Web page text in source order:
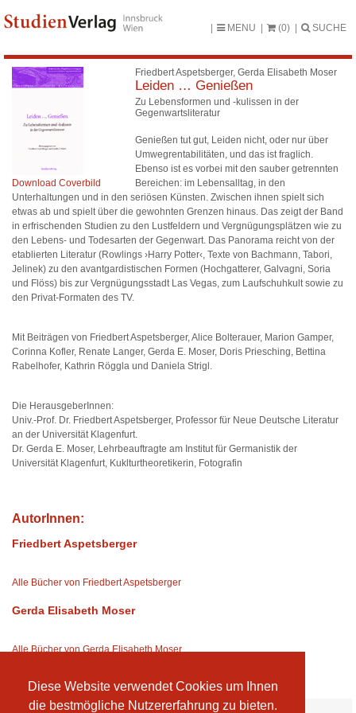
Diese Website verwendet Cookies um Ihnen
die bestmögliche Nutzererfahrung zu bieten.
MENU (0) SUCHE
Download Coverbild
Friedbert Aspetsberger, Gerda Elisabeth Moser
Leiden … Genießen
Zu Lebensformen und -kulissen in der
Gegenwartsliteratur
Genießen tut gut, Leiden nicht, oder nur über
Umwegrentabilitäten, und das ist fraglich.
Ebenso ist es vorbei mit den sauber getrennten
Bereichen: im Lebensalltag, in den
Unterhaltungen und in den seriösen Künsten. Zwischen ihnen spielt sich
etwas ab und spielt über die gewohnten Grenzen hinaus. Das zeigt der Band
in erfrischenden Studien zu den Lustfeldern und Vergnügungsplätzen wie zu
den Lebens- und Todesarten der Gegenwart. Das Panorama reicht von der
etablierten Literatur (Rowlings ›Harry Potter‹, Texte von Bachmann, Tabori,
Jelinek) zu den avantgardistischen Formen (Hochgatterer, Galvagni, Soria
und Flöss) bis zur Vergnügungsstadt Las Vegas, zum Laufschuhkult sowie zu
den Privat-Formaten des TV.
Mit Beiträgen von Friedbert Aspetsberger, Alice Bolterauer, Marion Gamper,
Corinna Kofler, Renate Langer, Gerda E. Moser, Doris Priesching, Bettina
Rabelhofer, Kathrin Röggla und Daniela Strigl.
Die HerausgeberInnen:
Univ.-Prof. Dr. Friedbert Aspetsberger, Professor für Neue Deutsche Literatur
an der Universität Klagenfurt.
Dr. Gerda E. Moser, Lehrbeauftragte am Institut für Germanistik der
Universität Klagenfurt, Kuklturtheoretikerin, Fotografin
AutorInnen:
Friedbert Aspetsberger
Alle Bücher von Friedbert Aspetsberger
Gerda Elisabeth Moser
Alle Bücher von Gerda Elisabeth Moser